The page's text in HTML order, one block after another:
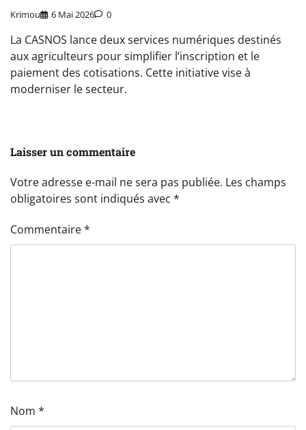
Krimou 6 Mai 2026 0
La CASNOS lance deux services numériques destinés
aux agriculteurs pour simplifier l’inscription et le
paiement des cotisations. Cette initiative vise à
moderniser le secteur.
Laisser un commentaire
Votre adresse e-mail ne sera pas publiée. Les champs
obligatoires sont indiqués avec *
Commentaire*
Nom *